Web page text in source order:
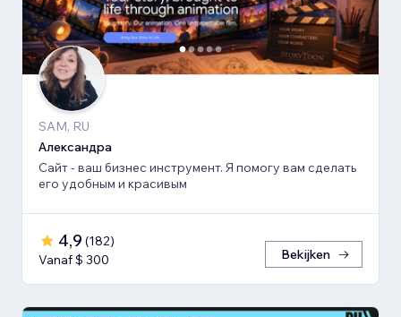
SAM, RU
Александра
Сайт - ваш бизнес инструмент. Я помогу вам сделать
его удобным и красивым
4,9 (182)
Vanaf $ 300
Bekijken